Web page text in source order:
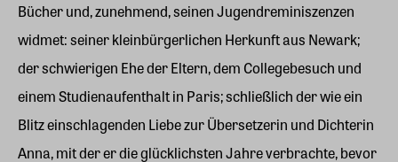
Bücher und, zunehmend, seinen Jugendreminiszenzen
widmet: seiner kleinbürgerlichen Herkunft aus Newark;
der schwierigen Ehe der Eltern, dem Collegebesuch und
einem Studienaufenthalt in Paris; schließlich der wie ein
Blitz einschlagenden Liebe zur Übersetzerin und Dichterin
Anna, mit der er die glücklichsten Jahre verbrachte, bevor